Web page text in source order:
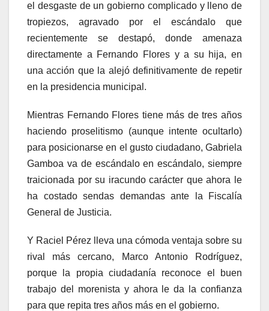
el desgaste de un gobierno complicado y lleno de
tropiezos, agravado por el escándalo que
recientemente se destapó, donde amenaza
directamente a Fernando Flores y a su hija, en
una acción que la alejó definitivamente de repetir
en la presidencia municipal.
Mientras Fernando Flores tiene más de tres años
haciendo proselitismo (aunque intente ocultarlo)
para posicionarse en el gusto ciudadano, Gabriela
Gamboa va de escándalo en escándalo, siempre
traicionada por su iracundo carácter que ahora le
ha costado sendas demandas ante la Fiscalía
General de Justicia.
Y Raciel Pérez lleva una cómoda ventaja sobre su
rival más cercano, Marco Antonio Rodríguez,
porque la propia ciudadanía reconoce el buen
trabajo del morenista y ahora le da la confianza
para que repita tres años más en el gobierno.